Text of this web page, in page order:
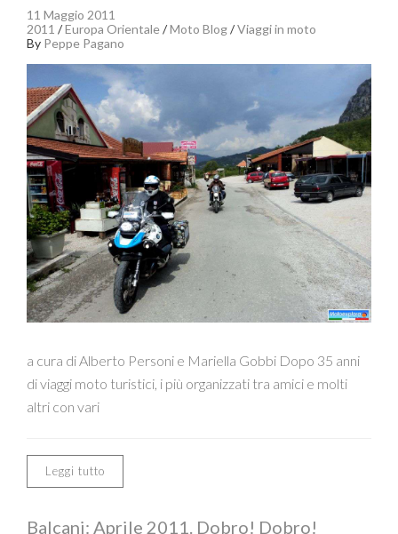
11 Maggio 2011
2011 /Europa Orientale/Moto Blog/Viaggi in moto
By Peppe Pagano
a cura di Alberto Personi e Mariella Gobbi Dopo 35 anni
di viaggi moto turistici, i più organizzati tra amici e molti
altri con vari
Leggi tutto
Balcani: Aprile 2011. Dobro! Dobro!